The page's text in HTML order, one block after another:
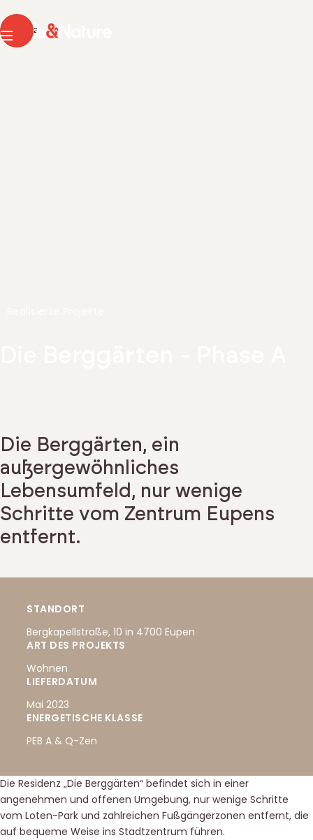
Pierre & Nature
Menu
DE
FR
Die Berggärten, ein
außergewöhnliches
Lebensumfeld, nur wenige
Schritte vom Zentrum Eupens
entfernt.
STANDORT
Bergkapellstraße, 10 in 4700 Eupen
ART DES PROJEKTS
Wohnen
LIEFERDATUM
Mai 2023
ENERGETISCHE KLASSE
PEB A & Q-Zen
Présentation du project
Die Residenz „Die Berggärten“ befindet sich in einer
angenehmen und offenen Umgebung, nur wenige Schritte
vom Loten-Park und zahlreichen Fußgängerzonen entfernt, die
auf bequeme Weise ins Stadtzentrum führen.